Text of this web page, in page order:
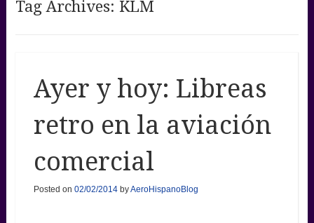
Tag Archives: KLM
Ayer y hoy: Libreas
retro en la aviación
comercial
Posted on 02/02/2014byAeroHispanoBlog